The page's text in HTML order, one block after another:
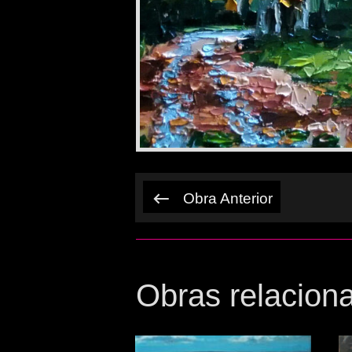
Obra Anterior
Obras